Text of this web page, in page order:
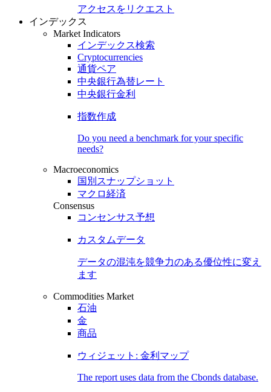
アクセスをリクエスト
インデックス
Market Indicators
インデックス検索
Cryptocurrencies
通貨ペア
中央銀行為替レート
中央銀行金利
指数作成
Do you need a benchmark for your specific
needs?
Macroeconomics
国別スナップショット
マクロ経済
Consensus
コンセンサス予想
カスタムデータ
データの混沌を競争力のある優位性に変え
ます
Commodities Market
石油
金
商品
ウィジェット: 金利マップ
The report uses data from the Cbonds database.